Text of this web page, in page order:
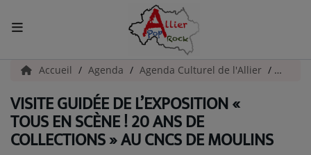
ACCUEIL
Actualités
INFOS - ALLIER
Accueil Agenda Agenda Culturel de l'Allier Visite
VISITE GUIDÉE DE L’EXPOSITION «
TOUS EN SCÈNE ! 20 ANS DE
COLLECTIONS » AU CNCS DE MOULINS